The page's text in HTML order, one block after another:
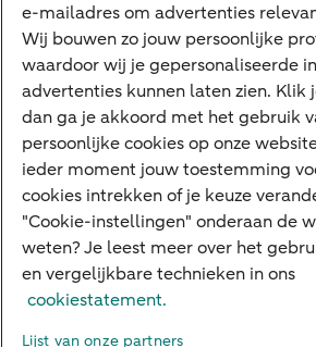
Veilig bankieren
Meest gezocht
Hypotheek berekenen
E.dentifier
Jaaroverzicht
Rood staan
Over ABN AMRO
Werken bij ABN AMRO
e-mailadres om advertenties
Wij bouwen zo jouw persoonlijke
waardoor wij je gepersonaliseerde
advertenties kunnen laten zien. Klik
dan ga je akkoord met het gebruik
persoonlijke cookies op onze
ieder moment jouw toestemming
cookies intrekken of je keuze
"Cookie-instellingen" onderaan de
weten? Je leest meer over het
en vergelijkbare technieken in ons
cookiestatement.
Lijst van onze partners